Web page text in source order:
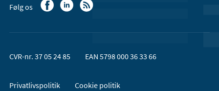
Følg os
CVR-nr. 37 05 24 85 EAN 5798 000 36 33 66
Privatlivspolitik
Cookie politik